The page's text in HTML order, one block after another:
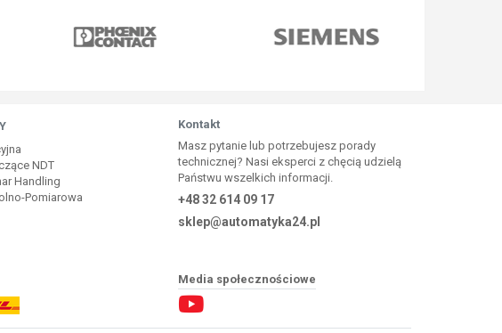
NDT
Handling
Pomiarowa
Kontakt
Masz pytanie lub potrzebujesz porady
technicznej? Nasi eksperci z chęcią udzielą
Państwu wszelkich informacji.
+48 32 614 09 17
sklep@automatyka24.pl
Media społecznościowe